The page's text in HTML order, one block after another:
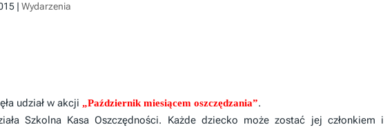
|Wydarzenia
udział w akcji „Październik miesiącem oszczędzania”.
Szkolna Kasa Oszczędności. Każde dziecko może zostać jej członkiem i